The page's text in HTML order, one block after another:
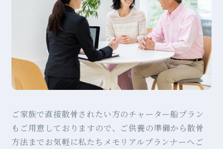
ご家族で直接散骨されたい方のチャーター船プラン
もご用意しておりますので、ご供養の準備から散骨
方法までお気軽に私たちメモリアルプランナーへご